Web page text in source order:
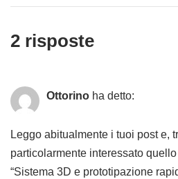
2 risposte
Ottorino ha detto:
Leggo abitualmente i tuoi post e,
particolarmente interessato
“Sistema 3D e prototipazione